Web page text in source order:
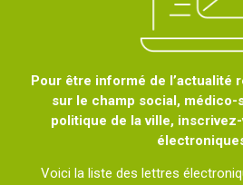
Pour être informé de l’actualité
sur le champ social, médico-
politique de la ville,
Voici la liste des lettres